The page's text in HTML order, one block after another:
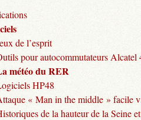
de l’esprit
pour autocommutateurs Alcatel
météo du RER
HP48
« Man in the middle » facile
de la hauteur de la Seine